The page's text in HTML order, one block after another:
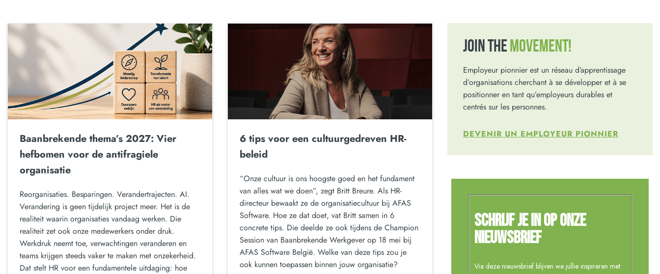
Baanbrekende thema’s 2027: Vier
hefbomen voor de antifragiele
organisatie
Reorganisaties. Besparingen. Verandertrajecten. AI.
Verandering is geen tijdelijk project meer. Het is de
realiteit waarin organisaties vandaag werken. Die
realiteit zet ook onze medewerkers onder druk.
Werkdruk neemt toe, verwachtingen veranderen en
teams krijgen steeds vaker te maken met onzekerheid.
Dat stelt HR voor een fundamentele uitdaging: hoe
6 tips voor een cultuurgedreven HR-
beleid
“Onze cultuur is ons hoogste goed en het fundament
van alles wat we doen”, zegt Britt Breure. Als HR-
directeur bewaakt ze de organisatiecultuur bij AFAS
Software. Hoe ze dat doet, vat Britt samen in 6
concrete tips. Die deelde ze ook tijdens de Champion
Session van Baanbrekende Werkgever op 18 mei bij
AFAS Software België. Welke van deze tips zou je
ook kunnen toepassen binnen jouw organisatie?
JOIN THE MOVEMENT!
Employeur pionnier est un réseau d’apprentissage
d’organisations cherchant à se développer et à se
positionner en tant qu’employeurs durables et
centrés sur les personnes.
DEVENIR UN EMPLOYEUR PIONNIER